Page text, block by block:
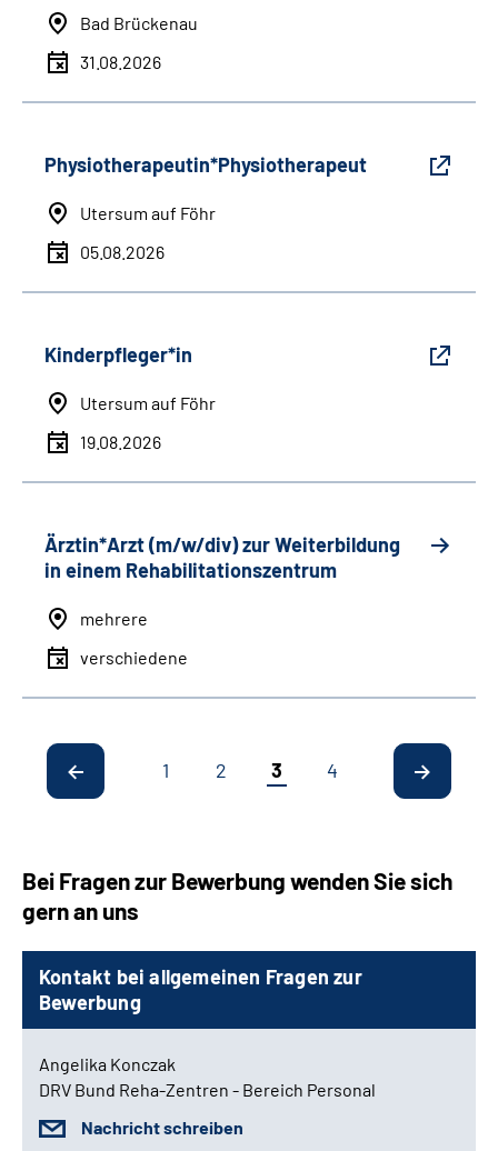
Bad Brückenau
31.08.2026
Physiotherapeutin*Physiotherapeut
Utersum auf Föhr
05.08.2026
Kinderpfleger*in
Utersum auf Föhr
19.08.2026
Ärztin*Arzt (m/w/div) zur Weiterbildung
in einem Rehabilitationszentrum
mehrere
verschiedene
1 2 3 4
Bei Fragen zur Bewerbung wenden Sie sich
gern an uns
Kontakt bei allgemeinen Fragen zur
Bewerbung
Angelika Konczak
DRV Bund Reha-Zentren - Bereich Personal
Nachricht schreiben